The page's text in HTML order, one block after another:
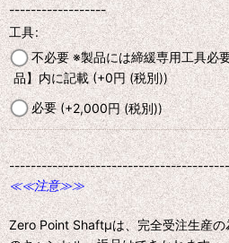
------------------
工具:
不必要 ※製品には締緩専用工具必
品】内に記載(+0円 (税別))
必要(+2,000円 (税別))
≪≪注意≫≫
Zero Point Shaftμは、完全受注生産